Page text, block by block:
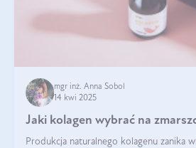
mgr inż. Anna Sobol
14 kwi 2025
Jaki kolagen wybrać na
Produkcja naturalnego kolagenu zanika